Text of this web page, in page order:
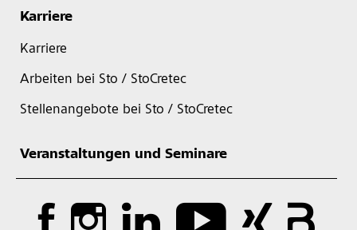
Karriere
Karriere
Arbeiten bei Sto / StoCretec
Stellenangebote bei Sto / StoCretec
Veranstaltungen und Seminare